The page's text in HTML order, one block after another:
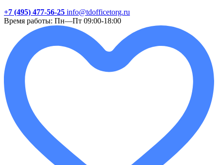
+7 (495) 477-56-25 info@tdofficetorg.ru
Время работы: Пн—Пт 09:00-18:00